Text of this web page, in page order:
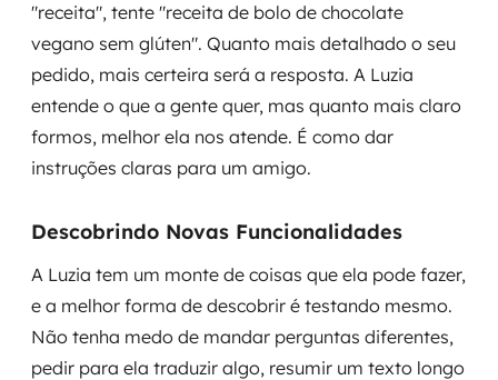
"receita", tente "receita de bolo de chocolate
vegano sem glúten". Quanto mais detalhado o seu
pedido, mais certeira será a resposta. A Luzia
entende o que a gente quer, mas quanto mais claro
formos, melhor ela nos atende. É como dar
instruções claras para um amigo.
Descobrindo Novas Funcionalidades
A Luzia tem um monte de coisas que ela pode fazer,
e a melhor forma de descobrir é testando mesmo.
Não tenha medo de mandar perguntas diferentes,
pedir para ela traduzir algo, resumir um texto longo